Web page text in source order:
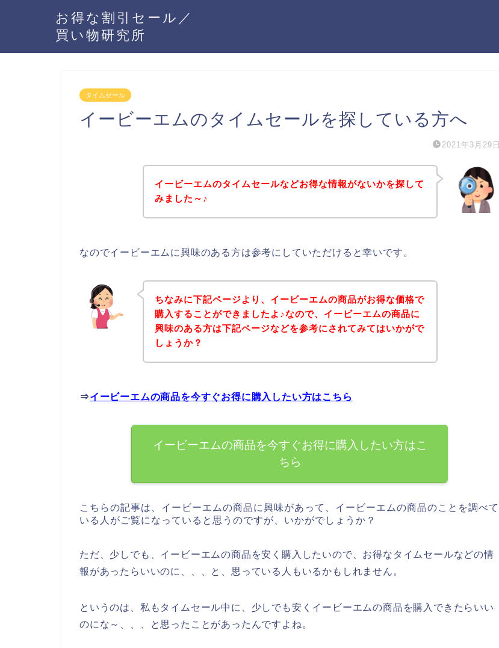
お得な割引セール／
買い物研究所
タイムセール
イービーエムのタイムセールを探している方へ
2021年3月29日
イービーエムのタイムセールなどお得な情報がないかを探して
みました～♪
なのでイービーエムに興味のある方は参考にしていただけると幸いです。
ちなみに下記ページより、イービーエムの商品がお得な価格で
購入することができましたよ♪なので、イービーエムの商品に
興味のある方は下記ページなどを参考にされてみてはいかがで
しょうか？
⇒イービーエムの商品を今すぐお得に購入したい方はこちら
イービーエムの商品を今すぐお得に購入したい方はこ
ちら
こちらの記事は、イービーエムの商品に興味があって、イービーエムの商品のことを調べて
いる人がご覧になっていると思うのですが、いかがでしょうか？
ただ、少しでも、イービーエムの商品を安く購入したいので、お得なタイムセールなどの情
報があったらいいのに、、、と、思っている人もいるかもしれません。
というのは、私もタイムセール中に、少しでも安くイービーエムの商品を購入できたらいい
のにな～、、、と思ったことがあったんですよね。